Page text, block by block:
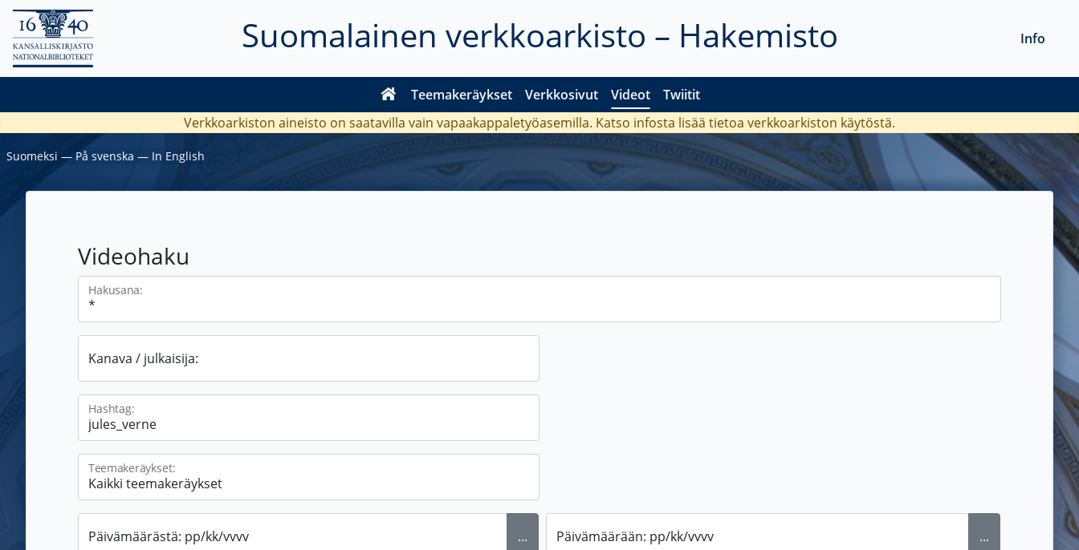
Suomalainen verkkoarkisto – Hakemisto
Teemakeräykset Verkkosivut Videot Twiitit
Info
Verkkoarkiston aineisto on saatavilla vain vapaakappaletyöasemilla. Katso infosta lisää tietoa verkkoarkiston käytöstä.
Suomeksi ― På svenska ― In English
Videohaku
Hakusana:
Kanava / julkaisija:
Hashtag:
Teemakeräykset:
Päivämäärästä: pp/kk/vvvv ... Päivämäärään: pp/kk/vvvv ...